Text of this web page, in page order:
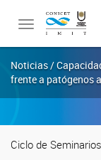
Toggle
Noticias /
frente a patógenos
Ciclo de